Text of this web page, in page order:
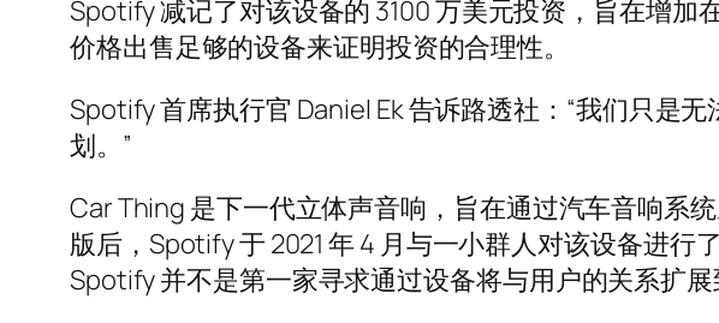
Spotify 减记了对该设备的 3100 万美元投资，旨在增
价格出售足够的设备来证明投资的合理性。
Spotify 首席执行官 Daniel Ek 告诉路透社：“我们只是
划。”
Car Thing 是下一代立体声音响，旨在通过汽车音响系
版后，Spotify 于 2021 年 4 月与一小群人对该设备进行
Spotify 并不是第一家寻求通过设备将与用户的关系扩展